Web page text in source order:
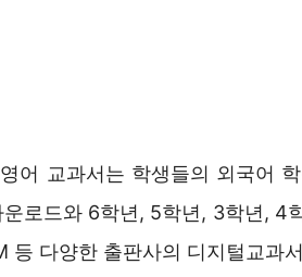
어 교과서는 학생들의 외국어
운로드와 6학년, 5학년, 3학년, 4
등 다양한 출판사의 디지털교과